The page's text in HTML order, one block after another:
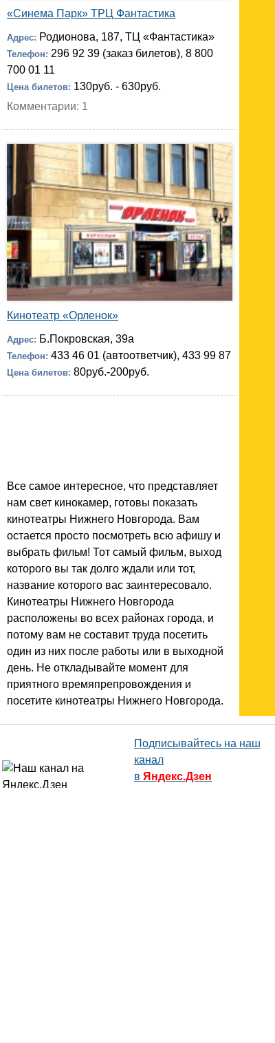
«Синема Парк» ТРЦ Фантастика
Адрес: Родионова, 187, ТЦ «Фантастика»
Телефон: 296 92 39 (заказ билетов), 8 800
700 01 11
Цена билетов: 130руб. - 630руб.
Комментарии: 1
Кинотеатр «Орленок»
Адрес: Б.Покровская, 39а
Телефон: 433 46 01 (автоответчик), 433 99 87
Цена билетов: 80руб.-200руб.
Все самое интересное, что представляет
нам свет кинокамер, готовы показать
кинотеатры Нижнего Новгорода. Вам
остается просто посмотреть всю афишу и
выбрать фильм! Тот самый фильм, выход
которого вы так долго ждали или тот,
название которого вас заинтересовало.
Кинотеатры Нижнего Новгорода
расположены во всех районах города, и
потому вам не составит труда посетить
один из них после работы или в выходной
день. Не откладывайте момент для
приятного времяпрепровождения и
посетите кинотеатры Нижнего Новгорода.
Подписывайтесь на наш
канал
в Яндекс.Дзен